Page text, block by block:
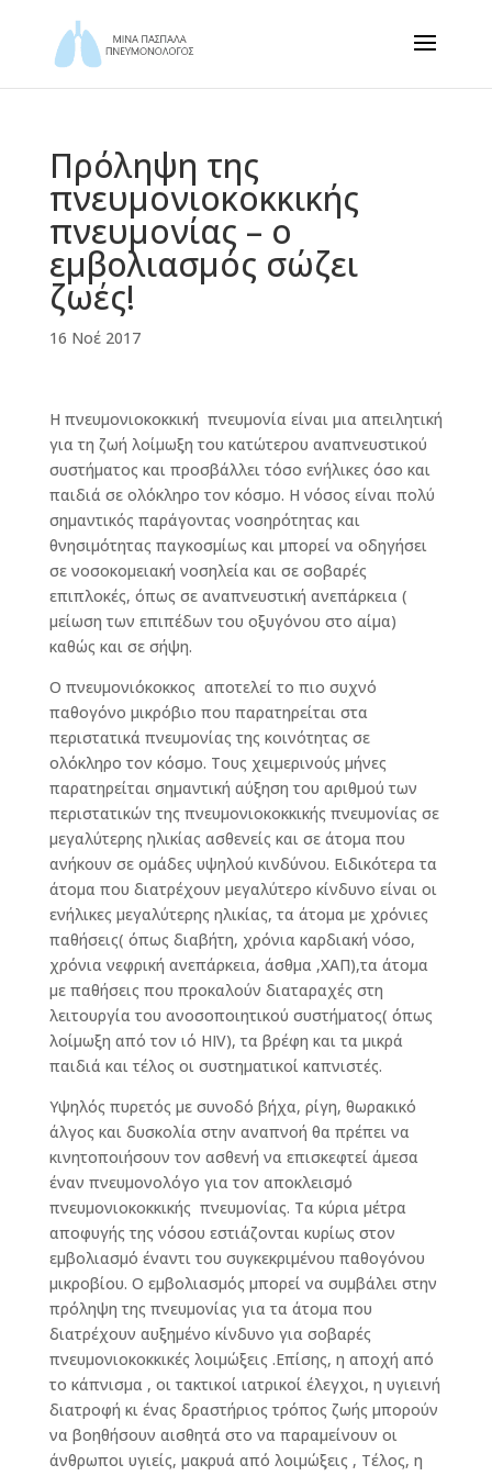
Πρόληψη της
πνευμονιοκοκκικής
πνευμονίας – ο
εμβολιασμός σώζει
ζωές!
16 Νοέ 2017
Η πνευμονιοκοκκική πνευμονία είναι μια απειλητική
για τη ζωή λοίμωξη του κατώτερου αναπνευστικού
συστήματος και προσβάλλει τόσο ενήλικες όσο και
παιδιά σε ολόκληρο τον κόσμο. Η νόσος είναι πολύ
σημαντικός παράγοντας νοσηρότητας και
θνησιμότητας παγκοσμίως και μπορεί να οδηγήσει
σε νοσοκομειακή νοσηλεία και σε σοβαρές
επιπλοκές, όπως σε αναπνευστική ανεπάρκεια (
μείωση των επιπέδων του οξυγόνου στο αίμα)
καθώς και σε σήψη.
Ο πνευμονιόκοκκος αποτελεί το πιο συχνό
παθογόνο μικρόβιο που παρατηρείται στα
περιστατικά πνευμονίας της κοινότητας σε
ολόκληρο τον κόσμο. Τους χειμερινούς μήνες
παρατηρείται σημαντική αύξηση του αριθμού των
περιστατικών της πνευμονιοκοκκικής πνευμονίας σε
μεγαλύτερης ηλικίας ασθενείς και σε άτομα που
ανήκουν σε ομάδες υψηλού κινδύνου. Ειδικότερα τα
άτομα που διατρέχουν μεγαλύτερο κίνδυνο είναι οι
ενήλικες μεγαλύτερης ηλικίας, τα άτομα με χρόνιες
παθήσεις( όπως διαβήτη, χρόνια καρδιακή νόσο,
χρόνια νεφρική ανεπάρκεια, άσθμα ,ΧΑΠ),τα άτομα
με παθήσεις που προκαλούν διαταραχές στη
λειτουργία του ανοσοποιητικού συστήματος( όπως
λοίμωξη από τον ιό HIV), τα βρέφη και τα μικρά
παιδιά και τέλος οι συστηματικοί καπνιστές.
Υψηλός πυρετός με συνοδό βήχα, ρίγη, θωρακικό
άλγος και δυσκολία στην αναπνοή θα πρέπει να
κινητοποιήσουν τον ασθενή να επισκεφτεί άμεσα
έναν πνευμονολόγο για τον αποκλεισμό
πνευμονιοκοκκικής πνευμονίας. Τα κύρια μέτρα
αποφυγής της νόσου εστιάζονται κυρίως στον
εμβολιασμό έναντι του συγκεκριμένου παθογόνου
μικροβίου. Ο εμβολιασμός μπορεί να συμβάλει στην
πρόληψη της πνευμονίας για τα άτομα που
διατρέχουν αυξημένο κίνδυνο για σοβαρές
πνευμονιοκοκκικές λοιμώξεις .Επίσης, η αποχή από
το κάπνισμα , οι τακτικοί ιατρικοί έλεγχοι, η υγιεινή
διατροφή κι ένας δραστήριος τρόπος ζωής μπορούν
να βοηθήσουν αισθητά στο να παραμείνουν οι
άνθρωποι υγιείς, μακρυά από λοιμώξεις , Τέλος, η